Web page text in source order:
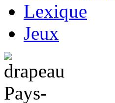
Lexique
Jeux